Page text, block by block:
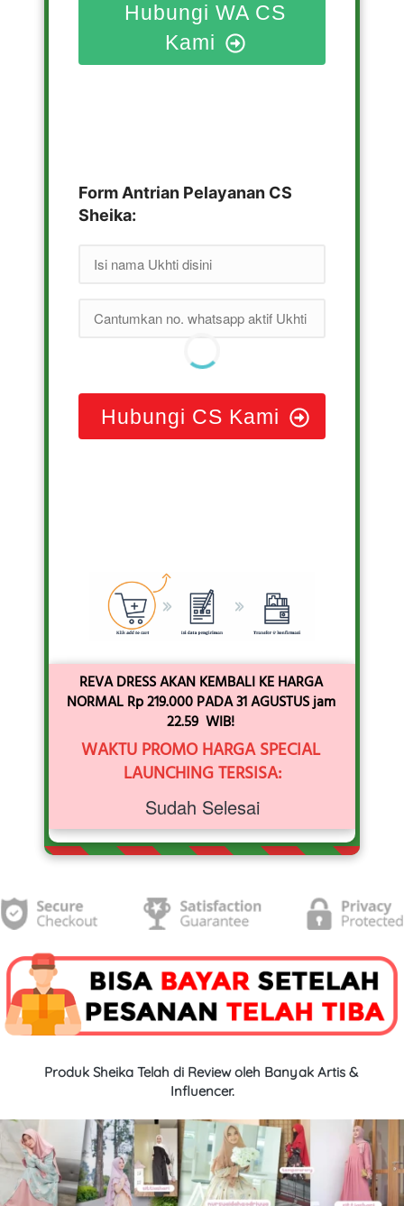
Hubungi WA CS
Kami
Form Antrian Pelayanan CS
Sheika:
Hubungi CS Kami
REVA DRESS AKAN KEMBALI KE HARGA
NORMAL Rp 219.000 PADA 31 AGUSTUS jam
22.59  WIB!
WAKTU PROMO HARGA SPECIAL
LAUNCHING TERSISA:
Sudah Selesai
Produk Sheika Telah di Review oleh Banyak Artis &
Influencer.